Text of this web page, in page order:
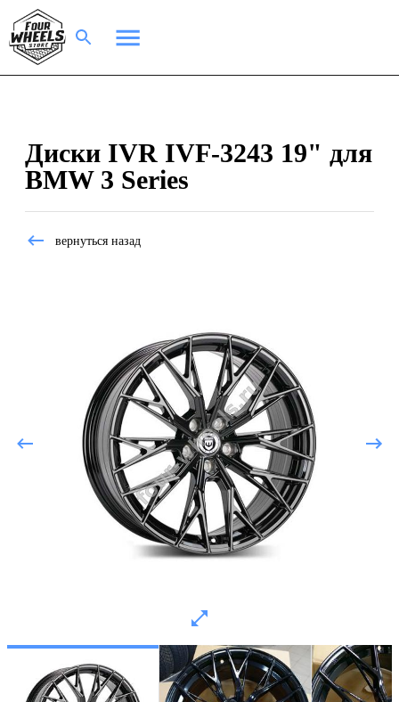
Диски IVR IVF-3243 19" для
BMW 3 Series
вернуться назад